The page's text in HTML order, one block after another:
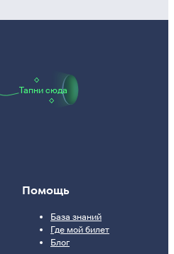
Тапни сюда
Помощь
База знаний
Где мой билет
Блог